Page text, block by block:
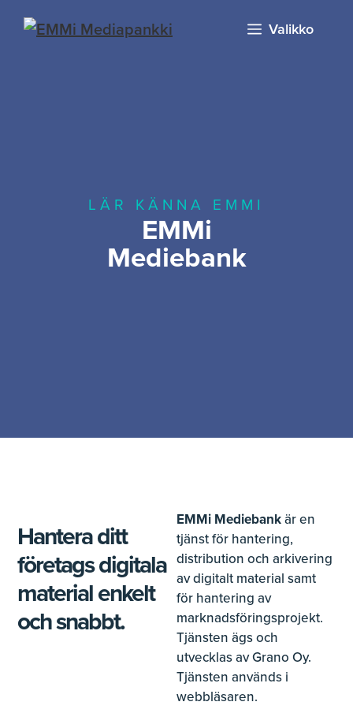
Valikko
LÄR KÄNNA EMMI
EMMi
Mediebank
Hantera ditt
företags digitala
material enkelt
och snabbt.
EMMi Mediebankär en
tjänst för hantering,
distribution och arkivering
av digitalt material samt
för hantering av
marknadsföringsprojekt.
Tjänsten ägs och
utvecklas av Grano Oy.
Tjänsten används i
webbläsaren.